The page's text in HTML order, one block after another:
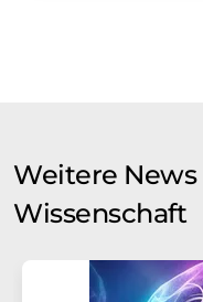
Weitere News
Wissenschaft